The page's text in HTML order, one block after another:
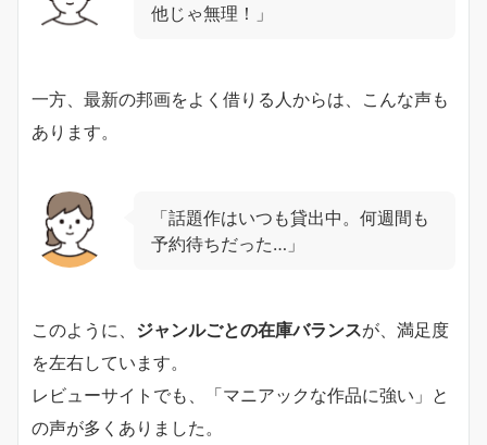
他じゃ無理！」
一方、最新の邦画をよく借りる人からは、こんな声も
あります。
「話題作はいつも貸出中。何週間も
予約待ちだった…」
このように、 ジャンルごとの在庫バランスが、満足度
を左右しています。
レビューサイトでも、「マニアックな作品に強い」と
の声が多くありました。